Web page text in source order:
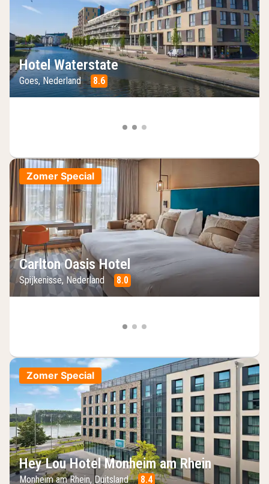
Hotel Waterstate
Goes, Nederland 8.6
Zomer Special
Carlton Oasis Hotel
Spijkenisse, Nederland 8.0
Zomer Special
Hey Lou Hotel Monheim am Rhein
Monheim am Rhein, Duitsland 8.4